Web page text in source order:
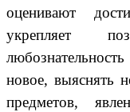
оценивают
укрепляет
новое, выяснять
предметов,